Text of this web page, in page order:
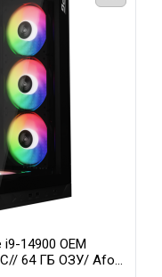
14900 OEM
64 ГБ ОЗУ/ Afox